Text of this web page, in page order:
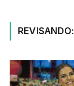
REVISANDO: